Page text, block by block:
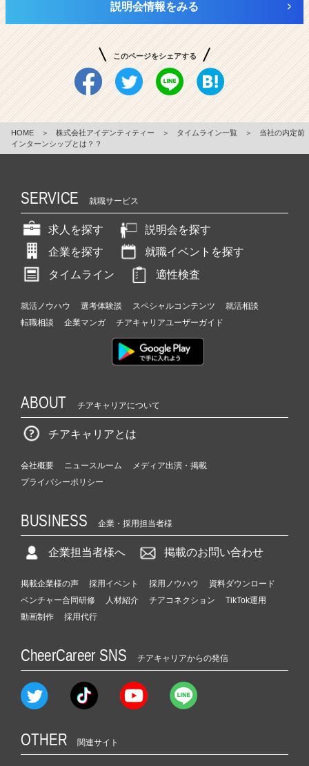
説明会情報をみる
このページをシェアする
HOME ＞ 株式会社アイデンティティー ＞ タイムライン一覧 ＞
当社の内定前
インターンシップとは？？
SERVICE 就職サービス
求人を探す
説明会を探す
企業を探す
就職イベントを探す
タイムライン
適性検査
就活ノウハウ 選考体験談 スペシャルコンテンツ
就活相談
転職相談
企業マンガ チアキャリアユーザーガイド
ABOUT チアキャリアについて
チアキャリアとは
会社概要 ニュースルーム
メディア出演・掲載
プライバシーポリシー
BUSINESS 企業・採用担当者様
企業担当者様へ 掲載のお問い合わせ
掲載企業様の声 採用イベント 採用ノウハウ
資料ダウンロード
ベンチャー合同研修
人材紹介 チアコネクション
TikTok運用
動画制作
採用代行
CheerCareer SNS チアキャリアからの発信
OTHER 関連サイト